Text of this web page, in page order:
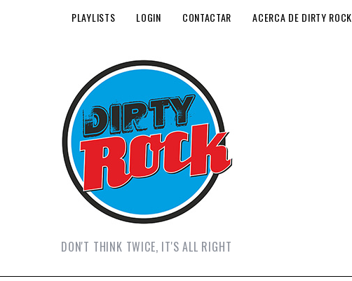
PLAYLISTS LOGIN CONTACTAR ACERCA DE DIRTY ROCK
DON'T THINK TWICE, IT'S ALL RIGHT